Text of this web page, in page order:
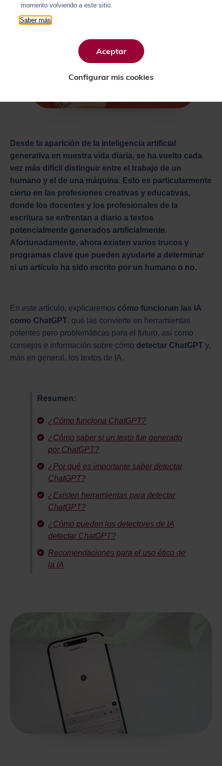
Desde la aparición de la inteligencia artificial
generativa en nuestra vida diaria, se ha vuelto cada
vez más difícil distinguir entre el trabajo de un
humano y el de una máquina. Esto es particularmente
cierto en las profesiones creativas y educativas,
donde los docentes y los profesionales de la
escritura se enfrentan a diario a textos
potencialmente generados artificialmente.
Afortunadamente, ahora existen varios trucos y
programas clave que pueden ayudarte a determinar
si un artículo ha sido escrito por un humano o no.
En este artículo, explicaremos cómo funcionan las IA
como ChatGPT, qué las convierte en herramientas
potentes pero problemáticas para el futuro, así como
consejos e información sobre cómo detectar ChatGPT y,
más en general, los textos de IA.
Resumen:
¿Cómo funciona ChatGPT?
¿Cómo saber si un texto fue generado
por ChatGPT?
¿Por qué es importante saber detectar
ChatGPT?
¿Existen herramientas para detectar
ChatGPT?
¿Cómo pueden los detectores de IA
detectar ChatGPT?
Recomendaciones para el uso ético de
la IA
momento volviendo a este sitio.
Saber más
Aceptar
Configurar mis cookies